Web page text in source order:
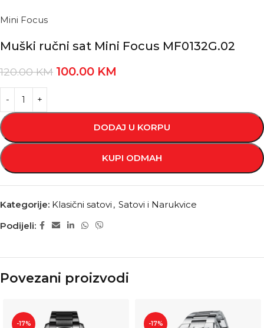
Mini Focus
Muški ručni sat Mini Focus MF0132G.02
120.00KM 100.00 KM
DODAJ U KORPU
KUPI ODMAH
Kategorije: Klasični satovi , Satovi i Narukvice
Podijeli:
Povezani proizvodi
-17% -17%